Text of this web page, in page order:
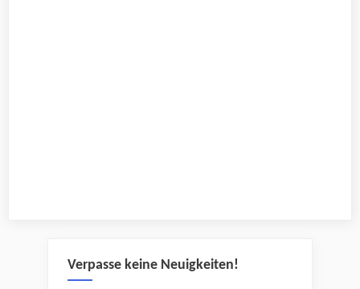
Verpasse keine Neuigkeiten!